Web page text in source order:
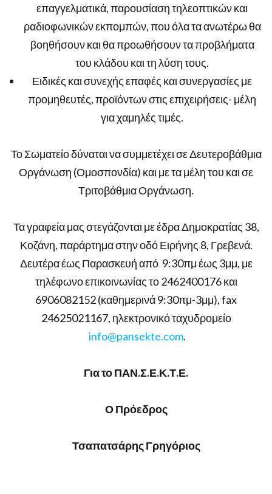
επαγγελματικά, παρουσίαση τηλεοπτικών και
ραδιοφωνικών εκπομπών, που όλα τα ανωτέρω θα
βοηθήσουν και θα προωθήσουν τα προβλήματα
του κλάδου και τη λύση τους.
Ειδικές και συνεχής επαφές και συνεργασίες με
προμηθευτές, προϊόντων στις επιχειρήσεις- μέλη
για χαμηλές τιμές.
Το Σωματείο δύναται να συμμετέχει σε Δευτεροβάθμια
Οργάνωση (Ομοσπονδία) και με τα μέλη του και σε
Τριτοβάθμια Οργάνωση.
Τα γραφεία μας στεγάζονται με έδρα Δημοκρατίας 38,
Κοζάνη, παράρτημα στην οδό Ειρήνης 8, Γρεβενά.
Δευτέρα έως Παρασκευή από 9:30πμ έως 3μμ, με
τηλέφωνο επικοινωνίας το 2462400176 και
6906082152 (καθημερινά 9:30πμ-3μμ), fax
24625021167, ηλεκτρονικό ταχυδρομείο
info@pansekte.com.
Για το ΠΑΝ.Σ.Ε.Κ.Τ.Ε.
Ο Πρόεδρος
Τσαπατσάρης Γρηγόριος